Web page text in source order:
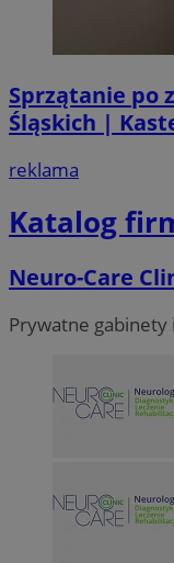
Sprzątanie po
Śląskich |
reklama
Katalog
Neuro-Care
Prywatne gabinety